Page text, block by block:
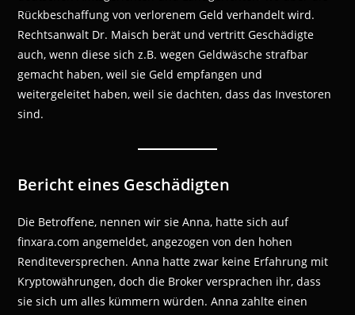
Rückbeschaffung von verlorenem Geld verhandelt wird.
Rechtsanwalt Dr. Maisch berät und vertritt Geschädigte
auch, wenn diese sich z.B. wegen Geldwäsche strafbar
gemacht haben, weil sie Geld empfangen und
weitergeleitet haben, weil sie dachten, dass das Investoren
sind.
Bericht eines Geschädigten
Die Betroffene, nennen wir sie Anna, hatte sich auf
finxara.com angemeldet, angezogen von den hohen
Renditeversprechen. Anna hatte zwar keine Erfahrung mit
Kryptowährungen, doch die Broker versprachen ihr, dass
sie sich um alles kümmern würden. Anna zahlte einen